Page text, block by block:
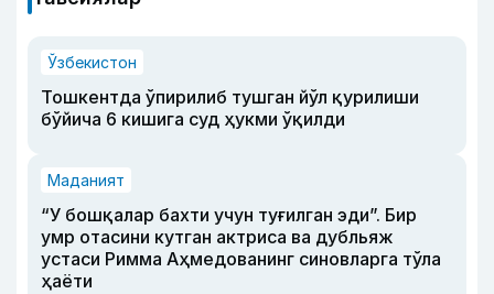
Ўзбекистон
Тошкентда ўпирилиб тушган йўл қурилиши
бўйича 6 кишига суд ҳукми ўқилди
Маданият
“У бошқалар бахти учун туғилган эди”. Бир
умр отасини кутган актриса ва дубльяж
устаси Римма Аҳмедованинг синовларга тўла
ҳаёти